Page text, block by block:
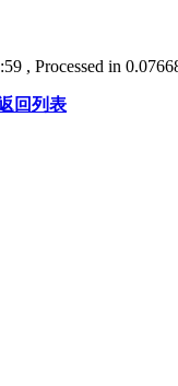
, Processed in
回列表